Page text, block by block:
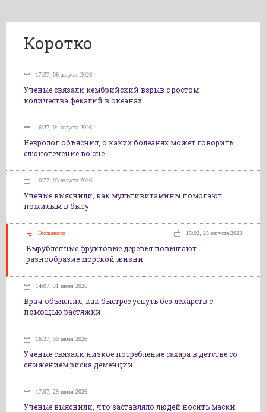
Коротко
17:37, 06 августа 2026
Ученые связали кембрийский взрыв с ростом
количества фекалий в океанах
16:37, 04 августа 2026
Невролог объяснил, о каких болезнях может говорить
слюнотечение во сне
16:22, 03 августа 2026
Ученые выяснили, как мультивитамины помогают
пожилым в быту
Эксклюзив 15:02, 25 августа 2023
Вырубленные фруктовые деревья повышают
разнообразие морской жизни
14:07, 31 июля 2026
Врач объяснил, как быстрее уснуть без лекарств с
помощью растяжки
16:37, 30 июля 2026
Ученые связали низкое потребление сахара в детстве со
снижением риска деменции
17:07, 29 июля 2026
Ученые выяснили, что заставляло людей носить маски